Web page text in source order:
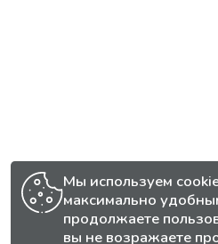
Мы используем
максимально
продолжаете
вы не возражаете